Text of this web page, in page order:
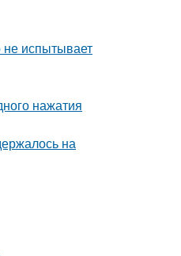
испытывает
нажатия
на